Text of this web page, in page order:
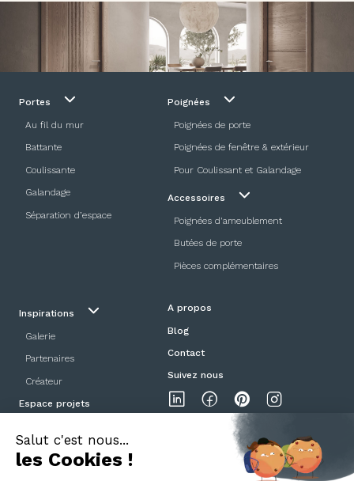
Portes
Au fil du mur
Battante
Coulissante
Galandage
Séparation d’espace
Poignées
Poignées de porte
Poignées de fenêtre & extérieur
Pour Coulissant et Galandage
Accessoires
Poignées d'ameublement
Butées de porte
Pièces complémentaires
Inspirations
Galerie
Partenaires
Créateur
Espace projets
A propos
Blog
Contact
Suivez nous